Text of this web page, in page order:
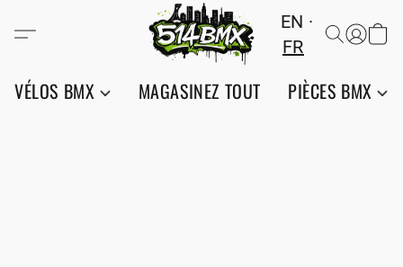
EN
FR
VÉLOS BMX MAGASINEZ TOUT PIÈCES BMX